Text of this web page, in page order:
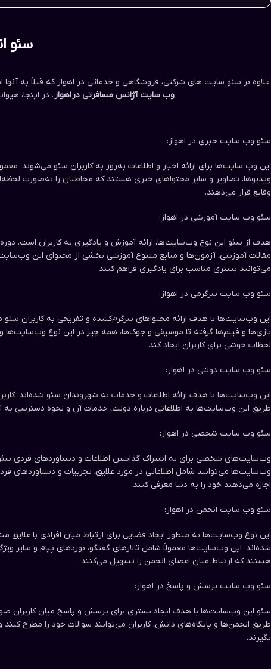
سئو
علاوه بر سئو سایت های شرکتی، فروشگاهی و خدماتی در اهواز که قبلاً به
وب سایت آژانس مسافرتی دراهواز. در اینجا،
سئو وب سایت‌ خبری در اهواز:
این وب سایت‌ها برای ارائه اخبار و اطلاعات به‌روز به کاربران سئو می‌شوند.
ویدیوها، تصاویر و سایر محتواهای خبری هستند که مخاطبان را به‌صورت
وقایع قرار می‌دهند.
سئو وب سایت‌ آموزشی در اهواز:
هدف از سئو این نوع وب‌سایت‌ها، ارائه آموزش و یادگیری به کاربران است.
مقالات آموزشی، آزمون‌ها و منابع متنوع آموزشی بخشی از محتوای این
می‌توانند بستری مناسب برای یادگیری فراهم کنند
سئو وب سایت‌ سرگرمی در اهواز:
این وب‌سایت‌ها با هدف ارائه محتواهای سرگرم‌کننده و تفریحی به کاربران سئو
بازی‌ها و فیلم‌ها گرفته تا موسیقی و جوک‌ها، همه چیز در این نوع وب‌سایت‌ها
لحظات خوشی برای کاربران ایجاد کند.
سئو وب سایت‌ دولتی در اهواز:
این وب‌سایت‌ها با هدف ارائه اطلاعات و خدمات به شهروندان سئو شده‌اند.
طریق این وب‌سایت‌ها به اطلاعاتی درباره دولت، خدمات آن و نحوه دسترسی به
سئو وب سایت‌ شخصی در اهواز:
وب‌سایت‌های شخصی برای به اشتراک گذاشتن اطلاعات و دستاوردهای فردی
وب‌سایت‌ها می‌توانند شامل اطلاعاتی در مورد علایق، تجربیات و دستاوردهای فرد
اجازه می‌دهند خود را به دنیا معرفی کنند.
سئو وب سایت‌ انجمن در اهواز:
این نوع وب‌سایت‌ها به منظور ایجاد فضایی برای ارتباط میان افرادی با علایق
شده‌اند. این وب‌سایت‌ها معمولاً شامل تالارهای گفتگو، بوردهای پیام و سایر
هستند که ارتباط میان اعضای انجمن را تسهیل می‌کنند.
سئو وب سایت‌ پرسش و پاسخ در اهواز:
سئو این وب‌سایت‌ها با هدف ایجاد بستری برای پرسش و پاسخ میان کاربران
طریق انجمن‌ها و پایگاه‌های دانش، کاربران می‌توانند سوالات خود را مطرح کنند
بگیرند.